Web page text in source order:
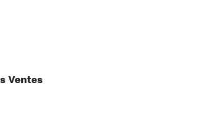
Ventes